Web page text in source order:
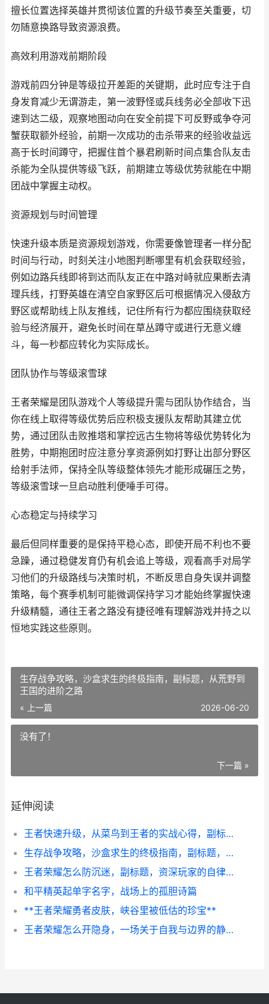
擅长位置选择英雄并贯彻该位置的升级节奏至关重要，切
勿随意换路导致资源浪费。
高效利用游戏前期阶段
游戏前四分钟是等级拉开差距的关键期，此时应专注于自
身发育减少无谓游走，第一波野怪或兵线务必全部收下迅
速到达二级，观察地图动向在安全前提下可反野或争夺河
蟹获取额外经验，前期一次成功的击杀带来的经验收益远
高于长时间蹲守，把握住首个暴君刷新时间点集合队友击
杀能为全队提供等级飞跃，前期建立等级优势就能在中期
团战中掌握主动权。
资源规划与时间管理
快速升级本质是资源规划游戏，你需要像管理者一样分配
时间与行动，时刻关注小地图判断哪里有机会获取经验，
例如边路兵线即将到达而队友正在中路对峙就应果断去清
理兵线，打野英雄在清空自家野区后可根据情况入侵敌方
野区或帮助线上队友推线，记住所有行为都应围绕获取经
验与经济展开，避免长时间在草丛蹲守或进行无意义缠
斗，每一秒都应转化为实际成长。
团队协作与等级滚雪球
王者荣耀是团队游戏个人等级提升需与团队协作结合，当
你在线上取得等级优势后应积极支援队友帮助其建立优
势，通过团队击败推塔和掌控远古生物将等级优势转化为
胜势，中期抱团时应注意分享资源例如打野让出部分野区
给射手法师，保持全队等级整体领先才能形成碾压之势，
等级滚雪球一旦启动胜利便唾手可得。
心态稳定与持续学习
最后但同样重要的是保持平稳心态，即使开局不利也不要
急躁，通过稳健发育仍有机会追上等级，观看高手对局学
习他们的升级路线与决策时机，不断反思自身失误并调整
策略，每个赛季机制可能微调保持学习才能始终掌握快速
升级精髓，通往王者之路没有捷径唯有理解游戏并持之以
恒地实践这些原则。
生存战争攻略，沙盒求生的终极指南，副标题，从荒野到
王国的进阶之路
« 上一篇 2026-06-20
没有了！
下一篇 »
延伸阅读
王者快速升级，从菜鸟到王者的实战心得，副标题，高效冲级全攻略解析
生存战争攻略，沙盒求生的终极指南，副标题，从荒野到王国的进阶之路
王者荣耀怎么防沉迷，副标题，资深玩家的自律与智慧
和平精英起单字名字，战场上的孤胆诗篇
**王者荣耀勇者皮肤，峡谷里被低估的珍宝**
王者荣耀怎么开隐身，一场关于自我与边界的静默博弈